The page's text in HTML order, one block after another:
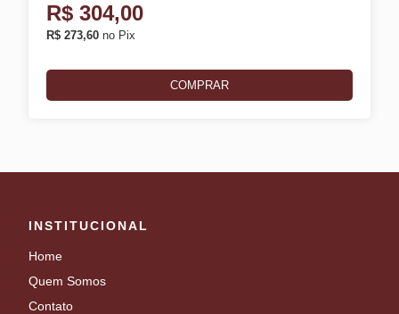
R$ 304,00
R$ 273,60 no Pix
COMPRAR
INSTITUCIONAL
Home
Quem Somos
Contato